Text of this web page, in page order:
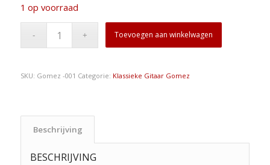
1 op voorraad
Toevoegen aan winkelwagen
SKU: Gomez -001 Categorie: Klassieke Gitaar Gomez
Beschrijving
BESCHRIJVING